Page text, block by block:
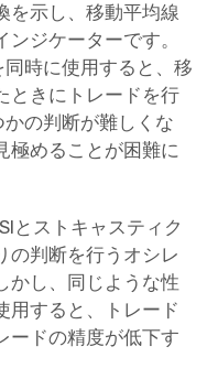
を示し、移動平均線
ジケーターです。
同時に使用すると、移
ときにトレードを行
かの判断が難しくな
極めることが困難に
とストキャスティク
の判断を行うオシレ
かし、同じような性
用すると、トレード
ードの精度が低下す